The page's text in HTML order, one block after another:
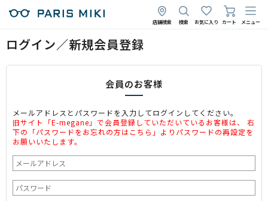
店舗検索 検索 お気に入り カート メニュー
ログイン／新規会員登録
会員のお客様
メールアドレスとパスワードを入力してログインしてください。
旧サイト「E-megane」で会員登録していただいているお客様は、 右
下の「パスワードをお忘れの方はこちら」よりパスワードの再設定を
お願いいたします。